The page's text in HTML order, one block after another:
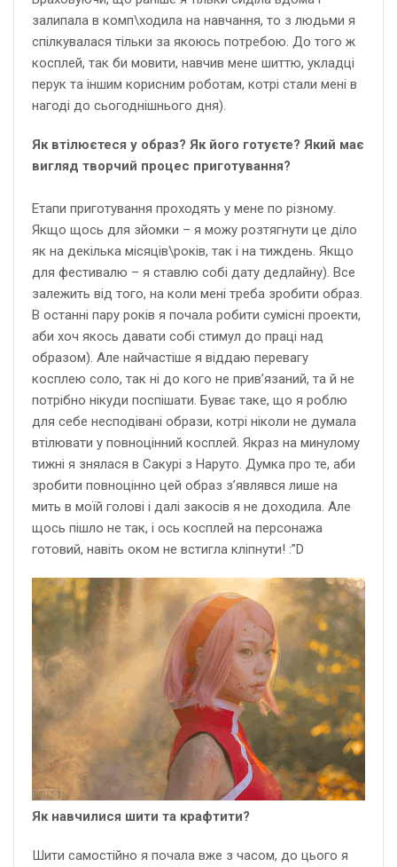
залипала в комп\ходила на навчання, то з людьми я
спілкувалася тільки за якоюсь потребою. До того ж
косплей, так би мовити, навчив мене шиттю, укладці
перук та іншим корисним роботам, котрі стали мені в
нагоді до сьогоднішнього дня).
Як втілюєтеся у образ? Як його готуєте? Який має
вигляд творчий процес приготування?
Етапи приготування проходять у мене по різному.
Якщо щось для зйомки – я можу розтягнути це діло
як на декілька місяців\років, так і на тиждень. Якщо
для фестивалю – я ставлю собі дату дедлайну). Все
залежить від того, на коли мені треба зробити образ.
В останні пару років я почала робити сумісні проекти,
аби хоч якось давати собі стимул до праці над
образом). Але найчастіше я віддаю перевагу
косплею соло, так ні до кого не прив’язаний, та й не
потрібно нікуди поспішати. Буває таке, що я роблю
для себе несподівані образи, котрі ніколи не думала
втілювати у повноцінний косплей. Якраз на минулому
тижні я знялася в Сакурі з Наруто. Думка про те, аби
зробити повноцінно цей образ з’являвся лише на
мить в моїй голові і далі закосів я не доходила. Але
щось пішло не так, і ось косплей на персонажа
готовий, навіть оком не встигла кліпнути! :”D
Як навчилися шити та крафтити?
Шити самостійно я почала вже з часом, до цього я